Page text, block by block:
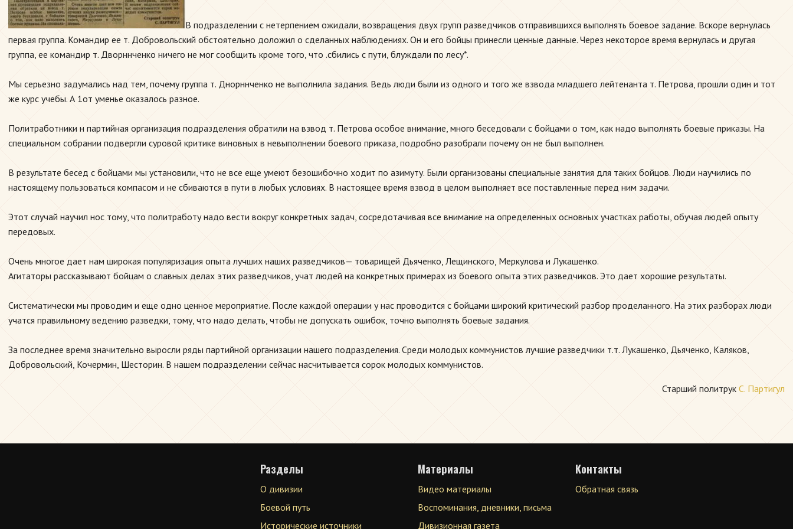
В подразделении с нетерпением ожидали, возвращения двух групп разведчиков отправившихся выполнять боевое задание. Вскоре вернулась
первая группа. Командир ее т. Добровольский обстоятельно доложил о сделанных наблюдениях. Он и его бойцы принесли ценные данные. Через некоторое время вернулась и другая
группа, ее командир т. Дворннченко ничего не мог сообщить кроме того, что .сбились с пути, блуждали по лесу*.
Мы серьезно задумались над тем, почему группа т. Днорннченко не выполнила задания. Ведь люди были из одного и того же взвода младшего лейтенанта т. Петрова, прошли один и тот
же курс учебы. А 1от уменье оказалось разное.
Политработники н партийная организация подразделения обратили на взвод т. Петрова особое внимание, много беседовали с бойцами о том, как надо выполнять боевые приказы. На
специальном собрании подвергли суровой критике виновных в невыполнении боевого приказа, подробно разобрали почему он не был выполнен.
В результате бесед с бойцами мы установили, что не все еще умеют безошибочно ходит по азимуту. Были организованы специальные занятия для таких бойцов. Люди научились по
настоящему пользоваться компасом и не сбиваются в пути в любых условиях. В настоящее время взвод в целом выполняет все поставленные перед ним задачи.
Этот случай научил нос тому, что политработу надо вести вокруг конкретных задач, сосредотачивая все внимание на определенных основных участках работы, обучая людей опыту
передовых.
Очень многое дает нам широкая популяризация опыта лучших наших разведчиков— товарищей Дьяченко, Лещинского, Меркулова и Лукашенко.
Агитаторы рассказывают бойцам о славных делах этих разведчиков, учат людей на конкретных примерах из боевого опыта этих разведчиков. Это дает хорошие результаты.
Систематически мы проводим и еще одно ценное мероприятие. После каждой операции у нас проводится с бойцами широкий критический разбор проделанного. На этих раэборах люди
учатся правильному ведению разведки, тому, что надо делать, чтобы не допускать ошибок, точно выполнять боевые задания.
За последнее время значительно выросли ряды партийной организации нашего подразделения. Среди молодых коммунистов лучшие разведчики т.т. Лукашенко, Дьяченко, Каляков,
Добровольский, Кочермин, Шесторин. В нашем подразделении сейчас насчитывается сорок молодых коммунистов.
Старший политрук С. Партигул
Разделы
О дивизии
Боевой путь
Исторические источники
Материалы
Видео материалы
Воспоминания, дневники, письма
Дивизионная газета
Контакты
Обратная связь